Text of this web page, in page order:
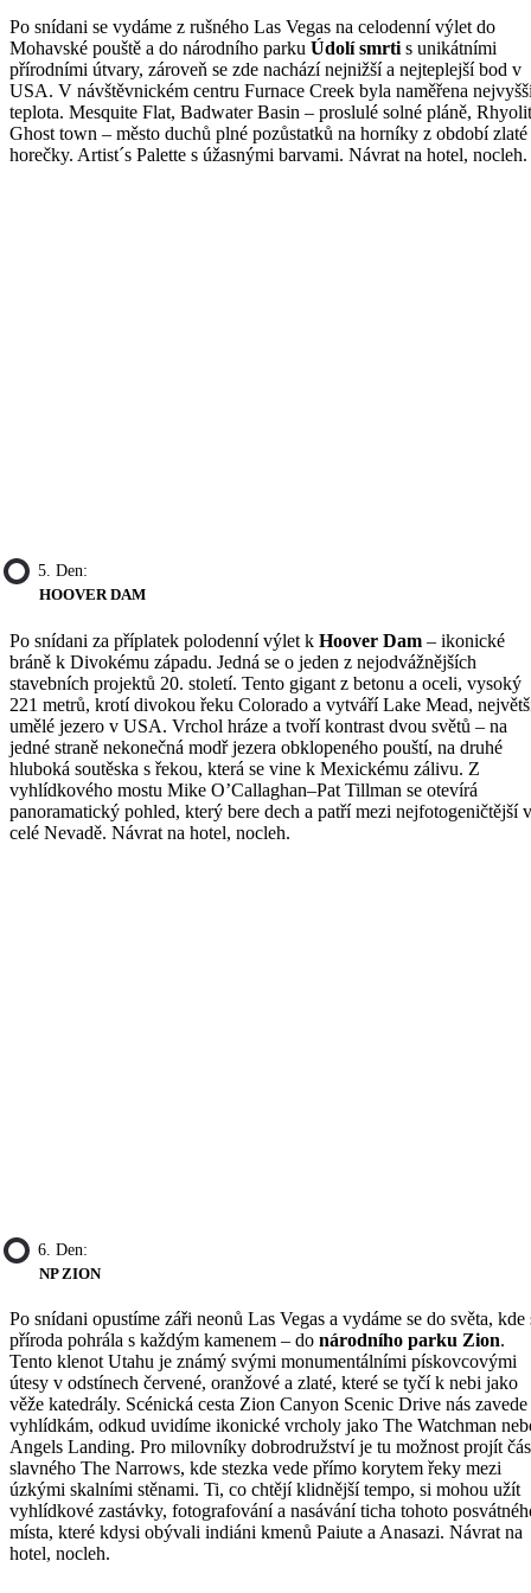
Po snídani se vydáme z rušného Las Vegas na celodenní výlet do
Mohavské pouště a do národního parku Údolí smrti s unikátními
přírodními útvary, zároveň se zde nachází nejnižší a nejteplejší bod v
USA. V návštěvnickém centru Furnace Creek byla naměřena
teplota. Mesquite Flat, Badwater Basin – proslulé solné pláně,
Ghost town – město duchů plné pozůstatků na horníky z období zlaté
horečky. Artist´s Palette s úžasnými barvami. Návrat na hotel, nocleh.
5. Den:
HOOVER DAM
Po snídani za příplatek polodenní výlet k Hoover Dam – ikonické
bráně k Divokému západu. Jedná se o jeden z nejodvážnějších
stavebních projektů 20. století. Tento gigant z betonu a oceli, vysoký
221 metrů, krotí divokou řeku Colorado a vytváří Lake Mead,
umělé jezero v USA. Vrchol hráze a tvoří kontrast dvou světů – na
jedné straně nekonečná modř jezera obklopeného pouští, na druhé
hluboká soutěska s řekou, která se vine k Mexickému zálivu. Z
vyhlídkového mostu Mike O’Callaghan–Pat Tillman se otevírá
panoramatický pohled, který bere dech a patří mezi nejfotogeničtější v
celé Nevadě. Návrat na hotel, nocleh.
6. Den:
NP ZION
Po snídani opustíme záři neonů Las Vegas a vydáme se do světa, kde
příroda pohrála s každým kamenem – do národního parku Zion.
Tento klenot Utahu je známý svými monumentálními pískovcovými
útesy v odstínech červené, oranžové a zlaté, které se tyčí k nebi jako
věže katedrály. Scénická cesta Zion Canyon Scenic Drive nás
vyhlídkám, odkud uvidíme ikonické vrcholy jako The Watchman
Angels Landing. Pro milovníky dobrodružství je tu možnost projít
slavného The Narrows, kde stezka vede přímo korytem řeky mezi
úzkými skalními stěnami. Ti, co chtějí klidnější tempo, si mohou užít
vyhlídkové zastávky, fotografování a nasávání ticha tohoto
místa, které kdysi obývali indiáni kmenů Paiute a Anasazi. Návrat na
hotel, nocleh.